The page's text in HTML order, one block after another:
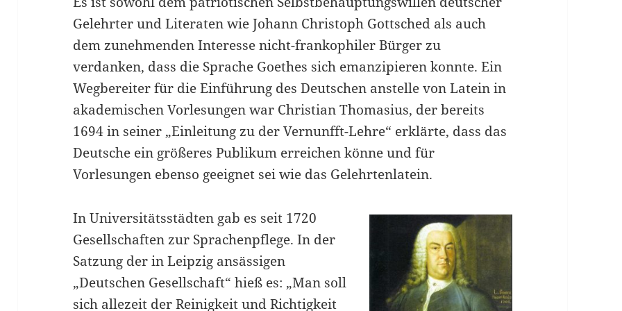
Gelehrter und Literaten wie Johann Christoph Gottsched als auch
dem zunehmenden Interesse nicht-frankophiler Bürger zu
verdanken, dass die Sprache Goethes sich emanzipieren konnte. Ein
Wegbereiter für die Einführung des Deutschen anstelle von Latein in
akademischen Vorlesungen war Christian Thomasius, der bereits
1694 in seiner „Einleitung zu der Vernunfft-Lehre“ erklärte, dass das
Deutsche ein größeres Publikum erreichen könne und für
Vorlesungen ebenso geeignet sei wie das Gelehrtenlatein.
In Universitätsstädten gab es seit 1720
Gesellschaften zur Sprachenpflege. In der
Satzung der in Leipzig ansässigen
„Deutschen Gesellschaft“ hieß es: „Man soll
sich allezeit der Reinigkeit und Richtigkeit